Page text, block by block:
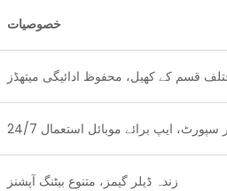
خصوصیات
قسم کے کھیل، محفوظ ادائیگی میتھڈز
سپورٹ، ایپ برائے موبائل استعمال
زندہ ڈیلر گیمز، متنوع بیٹنگ آپشنز